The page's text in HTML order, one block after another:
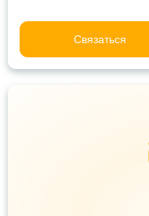
Связаться